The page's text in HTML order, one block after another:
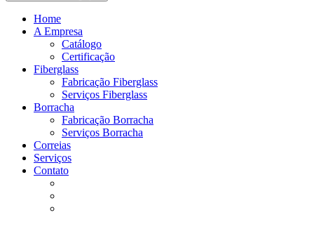
Home
A Empresa
Catálogo
Certificação
Fiberglass
Fabricação Fiberglass
Serviços Fiberglass
Borracha
Fabricação Borracha
Serviços Borracha
Correias
Serviços
Contato